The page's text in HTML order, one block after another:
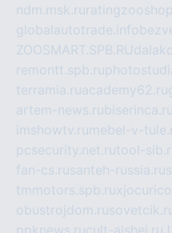
ndm.msk.ru
globalautotrade.info
ZOOSMART.SPB.RU
remontt.spb.ru
terramia.ruacademy62.ru
artem-news.rubiserinca.ru
imshowtv.ru mebel-v-
pcsecurity.net.rutool-
fan-cs.rusanteh-russia.ru
tmmotors.spb.ru
obustrojdom.ru
ppknews.rucult-alshei.ru